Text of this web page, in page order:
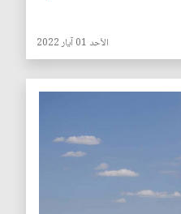
الأحد 01 آيار 2022